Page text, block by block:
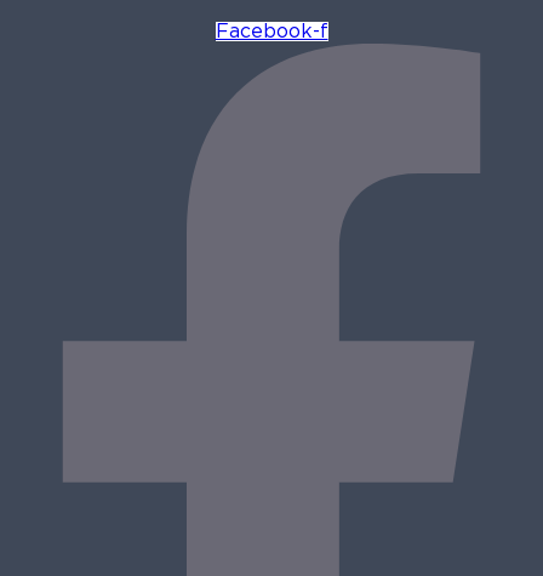
Facebook-f